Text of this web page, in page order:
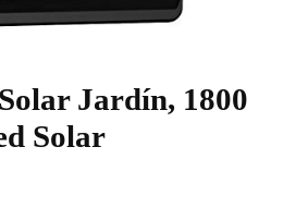
Jardín, 1800
Solar